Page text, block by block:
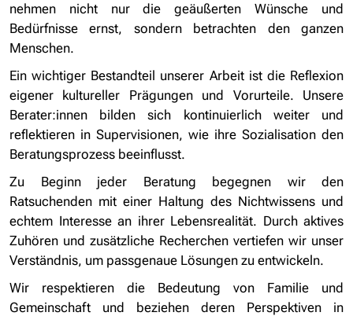
nehmen nicht nur die geäußerten Wünsche und
Bedürfnisse ernst, sondern betrachten den ganzen
Menschen.
Ein wichtiger Bestandteil unserer Arbeit ist die Reflexion
eigener kultureller Prägungen und Vorurteile. Unsere
Berater:innen bilden sich kontinuierlich weiter und
reflektieren in Supervisionen, wie ihre Sozialisation den
Beratungsprozess beeinflusst.
Zu Beginn jeder Beratung begegnen wir den
Ratsuchenden mit einer Haltung des Nichtwissens und
echtem Interesse an ihrer Lebensrealität. Durch aktives
Zuhören und zusätzliche Recherchen vertiefen wir unser
Verständnis, um passgenaue Lösungen zu entwickeln.
Wir respektieren die Bedeutung von Familie und
Gemeinschaft und beziehen deren Perspektiven in